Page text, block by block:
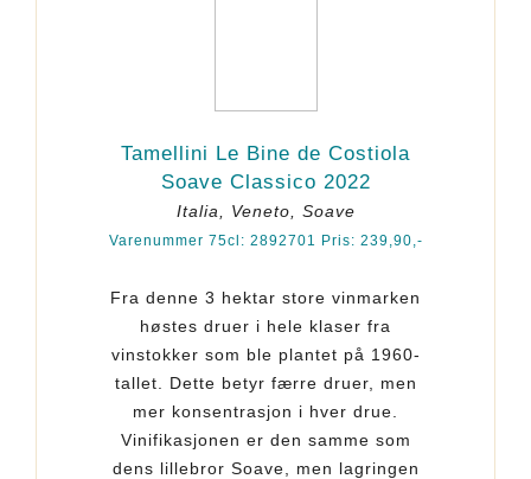
Tamellini Le Bine de Costiola
Soave Classico 2022
Italia, Veneto, Soave
Varenummer 75cl: 2892701 Pris: 239,90,-
Fra denne 3 hektar store vinmarken
høstes druer i hele klaser fra
vinstokker som ble plantet på 1960-
tallet. Dette betyr færre druer, men
mer konsentrasjon i hver drue.
Vinifikasjonen er den samme som
dens lillebror Soave, men lagringen